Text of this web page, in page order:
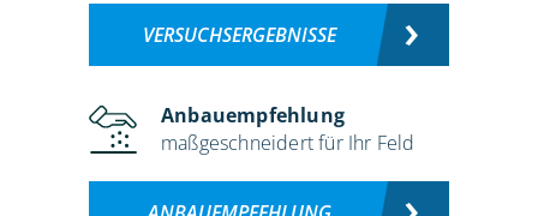
VERSUCHSERGEBNISSE
Anbauempfehlung
maßgeschneidert für Ihr Feld